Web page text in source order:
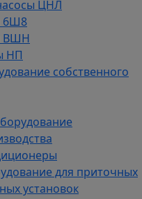
ЦНЛ
6Ш8
ВШН
НП
собственного
для приточных
установок